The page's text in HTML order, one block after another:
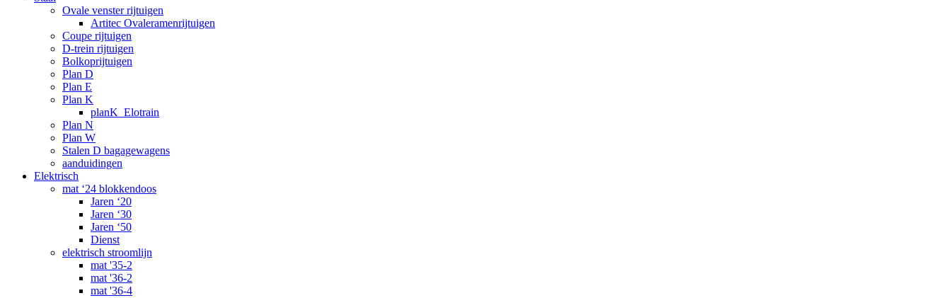
Ovale venster rijtuigen
Artitec Ovaleramenrijtuigen
Coupe rijtuigen
D-trein rijtuigen
Bolkoprijtuigen
Plan D
Plan E
Plan K
planK_Elotrain
Plan N
Plan W
Stalen D bagagewagens
aanduidingen
Elektrisch
mat ‘24 blokkendoos
Jaren ‘20
Jaren ‘30
Jaren ‘50
Dienst
elektrisch stroomlijn
mat '35-2
mat '36-2
mat '36-4